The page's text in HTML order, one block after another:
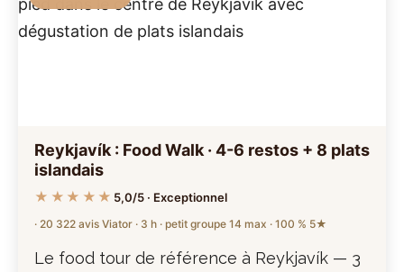
Reykjavík : Food Walk · 4-6 restos + 8 plats
islandais
★★★★★ 5,0/5 · Exceptionnel
· 20 322 avis Viator · 3 h · petit groupe 14 max · 100 % 5★
Le food tour de référence à Reykjavík — 3